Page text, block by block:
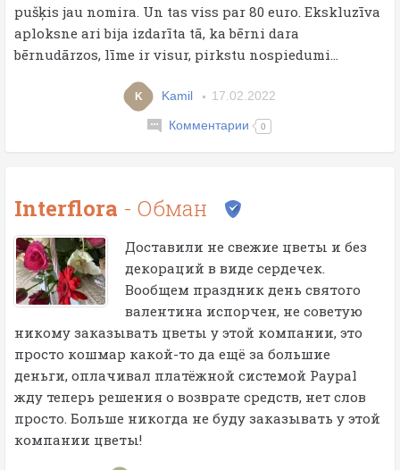
pušķis jau nomira. Un tas viss par 80 euro. Ekskluzīva
aploksne ari bija izdarīta tā, ka bērni dara
bērnudārzos, līme ir visur, pirkstu nospiedumi...
K Kamil 17.02.2022
Комментарии 0
Interflora - Обман
Доставили не свежие цветы и без
декораций в виде сердечек.
Вообщем праздник день святого
валентина испорчен, не советую
никому заказывать цветы у этой компании, это
просто кошмар какой-то да ещё за большие
деньги, оплачивал платёжной системой Paypal
жду теперь решения о возврате средств, нет слов
просто. Больше никогда не буду заказывать у этой
компании цветы!